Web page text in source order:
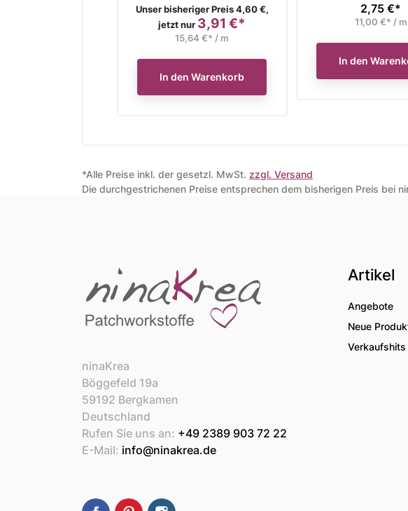
Verkaufspreis
Unser bisheriger Preis 4,60 €,
jetzt nur Preis
3,91 €*
15,64 €* / m
In den Warenkorb
Preis
2,75 €*
11,00 €* / m
In den
*Alle Preise inkl. der gesetzl. MwSt. zzgl. Versand
Die durchgestrichenen Preise entsprechen dem bisherigen Preis bei
ninaKrea
Böggefeld 19a
59192 Bergkamen
Deutschland
Rufen Sie uns an: +49 2389 903 72 22
E-Mail: info@ninakrea.de
Artikel
Angebote
Neue
Verkaufshits
FacebookPinterest